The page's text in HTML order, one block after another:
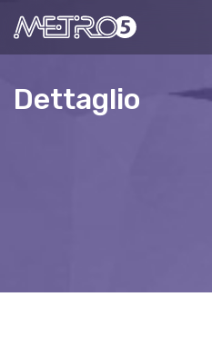
Dettaglio